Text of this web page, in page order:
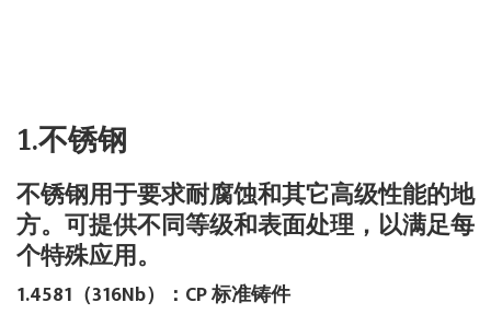
1.不锈钢
不锈钢用于要求耐腐蚀和其它高级性能的地
方。可提供不同等级和表面处理，以满足每
个特殊应用。
1.4581（316Nb）：CP 标准铸件